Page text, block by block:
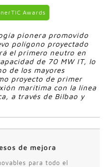
Awards
pionera promovido
polígono proyectado
el primero neutro en
de 70 MW IT, lo
de los mayores
proyecto de primer
marítima con la línea
a través de Bilbao y
de mejora
para todo el